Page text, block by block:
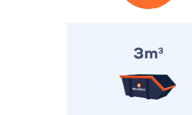
3m3